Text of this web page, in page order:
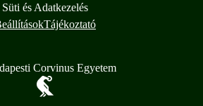
Süti és Adatkezelés
Tájékoztató
Corvinus Egyetem